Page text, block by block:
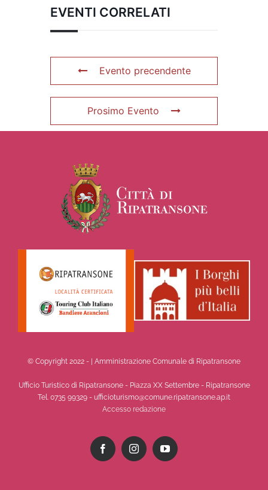
EVENTI CORRELATI
Evento precendente
Prosimo Evento
© Copyright 2022 - | Amministrazione Comunale di Ripatransone
Ufficio Turistico di Ripatransone - Piazza XX Settembre - Ripatransone
Tel. 0735 99329 - ufficioturismo@comune.ripatransone.ap.it
Accesso redazione
FacebookInstagramYouTube